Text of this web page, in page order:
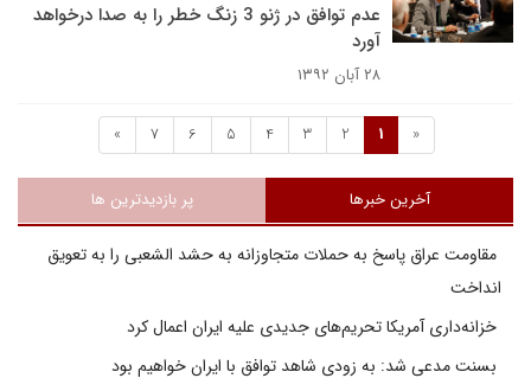
عدم توافق در ژنو 3 زنگ خطر را به صدا درخواهد
آورد
۲۸ آبان ۱۳۹۲
«
1
2
3
4
5
6
7
»
آخرین خبرها پر بازدیدترین ها
مقاومت عراق پاسخ به حملات متجاوزانه به حشد الشعبی را به تعویق
انداخت
خزانه‌داری آمریکا تحریم‌های جدیدی علیه ایران اعمال کرد
بسنت مدعی شد: به زودی شاهد توافق با ایران خواهیم بود